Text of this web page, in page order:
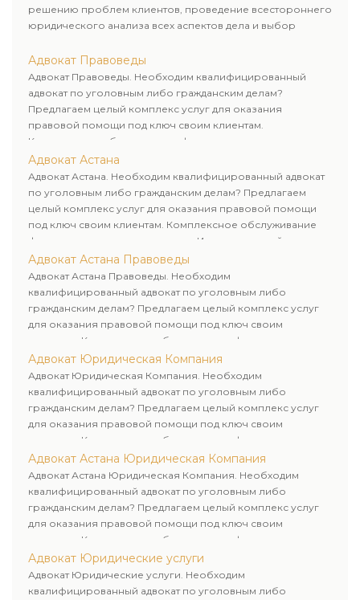
решению проблем клиентов, проведение всестороннего
юридического анализа всех аспектов дела и выбор
Адвокат Правоведы
Адвокат Правоведы. Необходим квалифицированный
адвокат по уголовным либо гражданским делам?
Предлагаем целый комплекс услуг для оказания
правовой помощи под ключ своим клиентам.
Комплексное обслуживание физических и юридических
лиц. Индивидуальный подход к каждому клиенту.
Адвокат Астана
Адвокат Астана. Необходим квалифицированный адвокат
по уголовным либо гражданским делам? Предлагаем
целый комплекс услуг для оказания правовой помощи
под ключ своим клиентам. Комплексное обслуживание
физических и юридических лиц. Индивидуальный подход к
каждому клиенту.
Адвокат Астана Правоведы
Адвокат Астана Правоведы. Необходим
квалифицированный адвокат по уголовным либо
гражданским делам? Предлагаем целый комплекс услуг
для оказания правовой помощи под ключ своим
клиентам. Комплексное обслуживание физических и
юридических лиц. Индивидуальный подход к каждому
клиенту.
Адвокат Юридическая Компания
Адвокат Юридическая Компания. Необходим
квалифицированный адвокат по уголовным либо
гражданским делам? Предлагаем целый комплекс услуг
для оказания правовой помощи под ключ своим
клиентам. Комплексное обслуживание физических и
юридических лиц. Индивидуальный подход к каждому
клиенту.
Адвокат Астана Юридическая Компания
Адвокат Астана Юридическая Компания. Необходим
квалифицированный адвокат по уголовным либо
гражданским делам? Предлагаем целый комплекс услуг
для оказания правовой помощи под ключ своим
клиентам. Комплексное обслуживание физических и
юридических лиц. Индивидуальный подход к каждому
клиенту.
Адвокат Юридические услуги
Адвокат Юридические услуги. Необходим
квалифицированный адвокат по уголовным либо